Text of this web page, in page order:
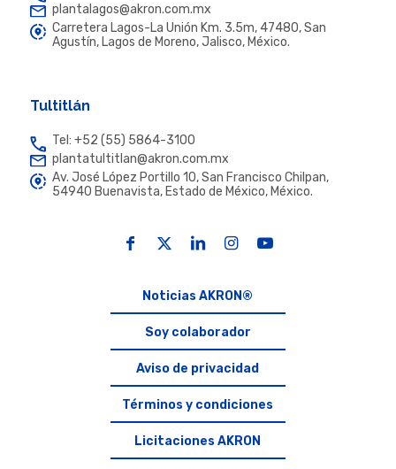
plantalagos@akron.com.mx
Carretera Lagos-La Unión Km. 3.5m, 47480, San
Agustín, Lagos de Moreno, Jalisco, México.
Tultitlán
Tel: +52 (55) 5864-3100
plantatultitlan@akron.com.mx
Av. José López Portillo 10, San Francisco Chilpan,
54940 Buenavista, Estado de México, México.
Noticias AKRON®
Soy colaborador
Aviso de privacidad
Términos y condiciones
Licitaciones AKRON